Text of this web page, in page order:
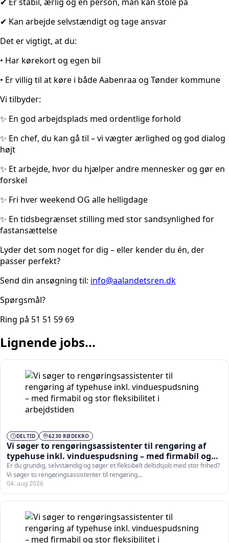
✔ Kan arbejde selvstændigt og tage ansvar
Det er vigtigt, at du:
• Har kørekort og egen bil
• Er villig til at køre i både Aabenraa og Tønder kommune
Vi tilbyder:
✨ En god arbejdsplads med ordentlige forhold
✨ En chef, du kan gå til – vi vægter ærlighed og god dialog
højt
✨ Et arbejde, hvor du hjælper andre mennesker og gør en
forskel
✨ Fri hver weekend OG alle helligdage
✨ En tidsbegrænset stilling med stor sandsynlighed for
fastansættelse
Lyder det som noget for dig – eller kender du én, der
passer perfekt?
Send din ansøgning til: info@aalandetsren.dk
Spørgsmål?
Ring på 51 51 59 69
Lignende jobs...
DELTID 6230 RØDEKRO
Vi søger to rengøringsassistenter til rengøring af
typehuse inkl. vinduespudsning – med firmabil og
stor fleksibilitet i arbejdstiden
Er du grundig, selvstændig og søger et fleksibelt deltidsjob med stor frihed?
Vi søger to rengøringsassistenter til rengøring…
04. aug 2026